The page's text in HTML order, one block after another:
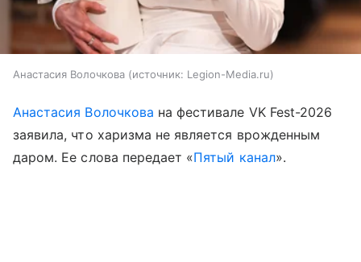
Анастасия Волочкова источник: Legion-Media.ru
Анастасия Волочкова на фестивале VK Fest-2026
заявила, что харизма не является врожденным
даром. Ее слова передает «Пятый канал».